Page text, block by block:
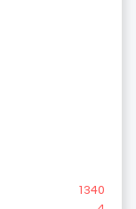
1340